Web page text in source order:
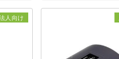
人向け